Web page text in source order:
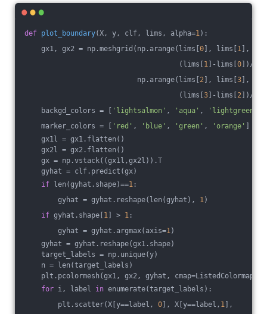
def plot_boundary(X, y, clf, lims, alpha=1) :
gx1, gx2 = np.meshgrid(np.arange(lims[ 0 ], lims[ 1 ],
(lims[ 1 ]-lims[ 0 ])/
np.arange(lims[ 2 ], lims[ 3 ],
(lims[ 3 ]-lims[ 2 ])/
backgd_colors = [
'lightsalmon' , 'aqua' , 'lightgreen'
marker_colors = [
'red' , 'blue' , 'green' , 'orange'
gx1l = gx1.flatten()
gx2l = gx2.flatten()
gx = np.vstack((gx1l,gx2l)).T
gyhat = clf.predict(gx)
if len(gyhat.shape)==1 :
gyhat = gyhat.reshape(len(gyhat), 1)
if gyhat.shape[ 1 ] > 1 :
gyhat = gyhat.argmax(axis=1)
gyhat = gyhat.reshape(gx1.shape)
target_labels = np.unique(y)
n = len(target_labels)
plt.pcolormesh(gx1, gx2, gyhat,
for i, label in enumerate(target_labels):
plt.scatter(X[y==label, 0 ], X[y==label, 1 ],